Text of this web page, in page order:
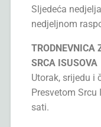
Sljedeća
nedjeljnom
TRODNEVNICA
SRCA ISUSOVA
Utorak, srijedu i
Presvetom
sati.